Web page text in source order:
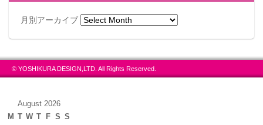
月別アーカイブ
© YOSHIKURA DESIGN,LTD. All Rights Reserved.
August 2026
M T W T F S S